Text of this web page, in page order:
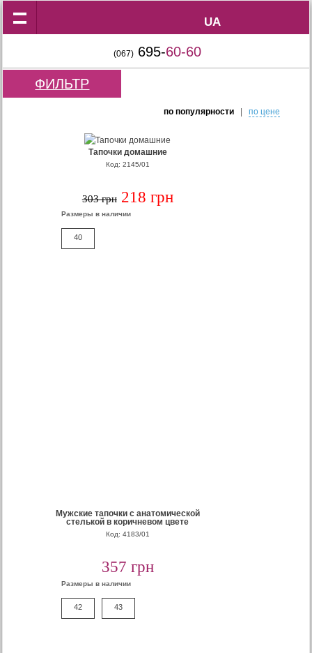
UA
UA
(067) 695-60-60
ФИЛЬТР
по популярности| по цене
Тапочки домашние
Код: 2145/01
303 грн 218 грн
Размеры в наличии
40
Мужские тапочки с анатомической
стелькой в коричневом цвете
Код: 4183/01
357 грн
Размеры в наличии
42 43